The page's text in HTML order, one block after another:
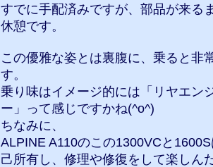
すでに手配済みですが、部品が来る
休憩です。
この優雅な姿とは裏腹に、乗ると非
す。
乗り味はイメージ的には「リヤエン
ー」って感じですかね(^o^)
ちなみに、
ALPINE A110のこの1300VCと
己所有し、修理や修復をして楽しん